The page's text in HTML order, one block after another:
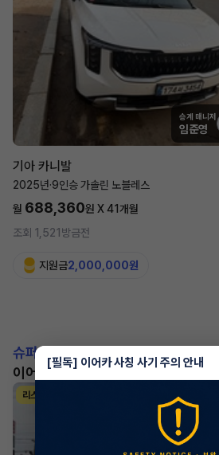
승계 매니저
임준영
기아 카니발
2025년·9인승 가솔린 노블레스
월 688,360원 X41개월
조회 1,521 방금전
지원금2,000,000원
슈퍼카!
이어카에서 좋은 조건으로 만나보세요
리스
[필독] 이어카 사칭 사기 주의 안내